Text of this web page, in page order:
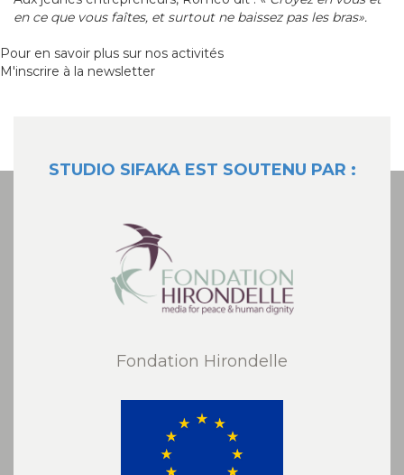
en ce que vous faîtes, et surtout ne baissez pas les bras».
Pour en savoir plus sur nos activités
M'inscrire à la newsletter
STUDIO SIFAKA EST SOUTENU PAR :
Fondation Hirondelle